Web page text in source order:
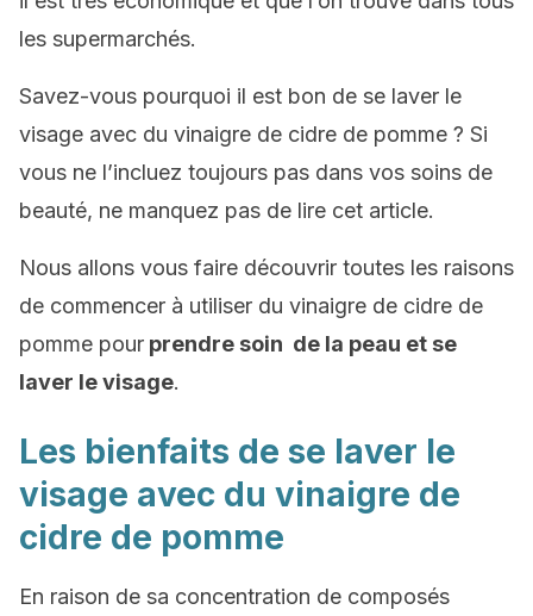
les supermarchés.
Savez-vous pourquoi il est bon de se laver le
visage avec du vinaigre de cidre de pomme ? Si
vous ne l’incluez toujours pas dans vos soins de
beauté, ne manquez pas de lire cet article.
Nous allons vous faire découvrir toutes les raisons
de commencer à utiliser du vinaigre de cidre de
pomme pour prendre soin de la peau et se
laver le visage.
Les bienfaits de se laver le
visage avec du vinaigre de
cidre de pomme
En raison de sa concentration de composés